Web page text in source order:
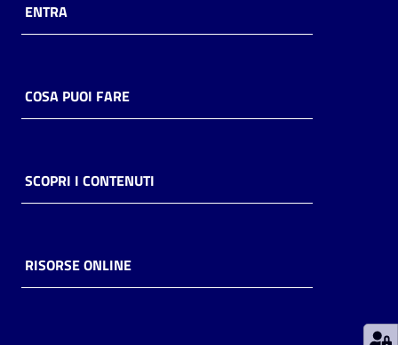
Risorse
online
Casa
Piani
storico
ENTRA
COSA PUOI FARE
SCOPRI I CONTENUTI
RISORSE ONLINE